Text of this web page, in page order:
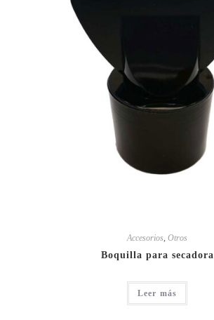
Accesorios, Otros
Boquilla para secadora
Leer más